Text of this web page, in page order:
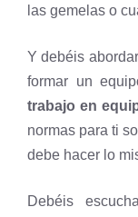
las gemelas o
Y debéis
formar un
trabajo en
normas para ti
debe hacer lo
Debéis